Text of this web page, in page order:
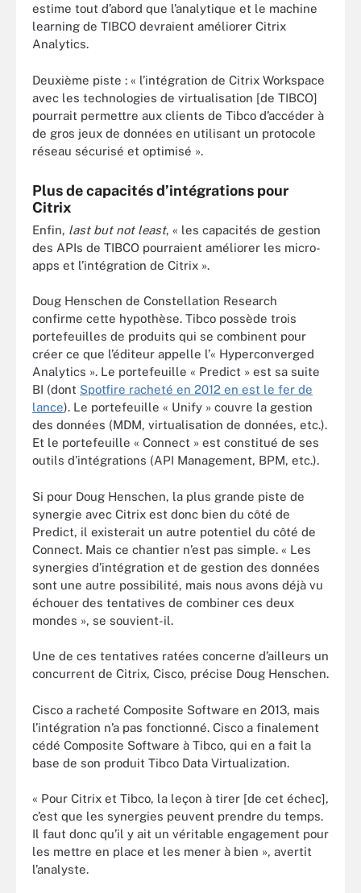
estime tout d’abord que l’analytique et le machine
learning de TIBCO devraient améliorer Citrix
Analytics.
Deuxième piste : « l’intégration de Citrix Workspace
avec les technologies de virtualisation [de TIBCO]
pourrait permettre aux clients de Tibco d’accéder à
de gros jeux de données en utilisant un protocole
réseau sécurisé et optimisé ».
Plus de capacités d’intégrations pour
Citrix
Enfin, last but not least, « les capacités de gestion
des APIs de TIBCO pourraient améliorer les micro-
apps et l’intégration de Citrix ».
Doug Henschen de Constellation Research
confirme cette hypothèse. Tibco possède trois
portefeuilles de produits qui se combinent pour
créer ce que l’éditeur appelle l’« Hyperconverged
Analytics ». Le portefeuille « Predict » est sa suite
BI (dont Spotfire racheté en 2012 en est le fer de
lance). Le portefeuille « Unify » couvre la gestion
des données (MDM, virtualisation de données, etc.).
Et le portefeuille « Connect » est constitué de ses
outils d’intégrations (API Management, BPM, etc.).
Si pour Doug Henschen, la plus grande piste de
synergie avec Citrix est donc bien du côté de
Predict, il existerait un autre potentiel du côté de
Connect. Mais ce chantier n’est pas simple. « Les
synergies d’intégration et de gestion des données
sont une autre possibilité, mais nous avons déjà vu
échouer des tentatives de combiner ces deux
mondes », se souvient-il.
Une de ces tentatives ratées concerne d’ailleurs un
concurrent de Citrix, Cisco, précise Doug Henschen.
Cisco a racheté Composite Software en 2013, mais
l’intégration n’a pas fonctionné. Cisco a finalement
cédé Composite Software à Tibco, qui en a fait la
base de son produit Tibco Data Virtualization.
« Pour Citrix et Tibco, la leçon à tirer [de cet échec],
c’est que les synergies peuvent prendre du temps.
Il faut donc qu’il y ait un véritable engagement pour
les mettre en place et les mener à bien », avertit
l’analyste.